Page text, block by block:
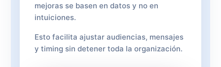
mejoras se basen en datos y no en
intuiciones.
Esto facilita ajustar audiencias, mensajes
y timing sin detener toda la organización.